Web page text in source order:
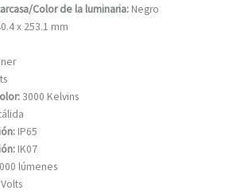
Color de la luminaria: Negro
x 253.1 mm
3000 Kelvins
IP65
IK07
lúmenes